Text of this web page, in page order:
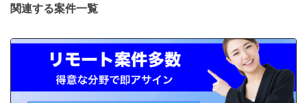
関連する案件一覧